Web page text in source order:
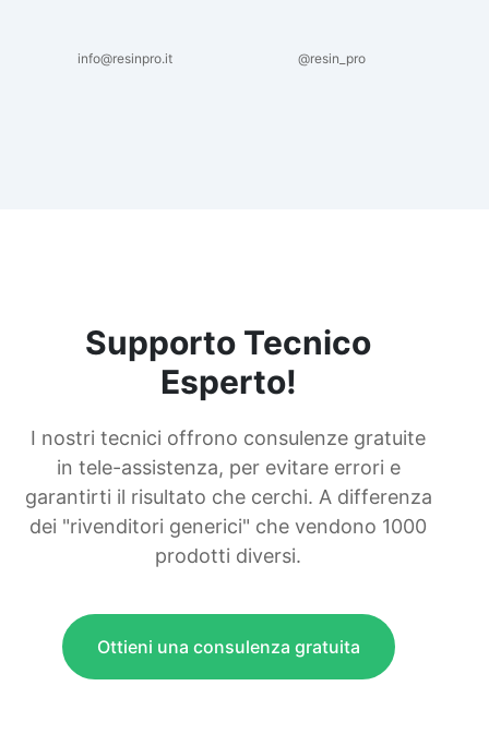
info@resinpro.it @resin_pro
Supporto Tecnico
Esperto!
I nostri tecnici offrono consulenze gratuite
in tele-assistenza, per evitare errori e
garantirti il risultato che cerchi. A differenza
dei "rivenditori generici" che vendono 1000
prodotti diversi.
Ottieni una consulenza gratuita